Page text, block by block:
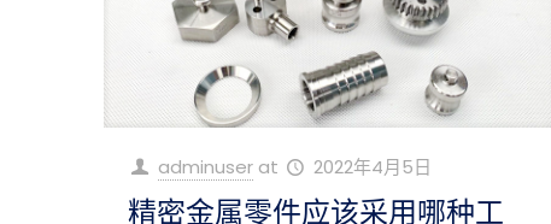
adminuser at 2022年4月5日
精密金属零件应该采用哪种工